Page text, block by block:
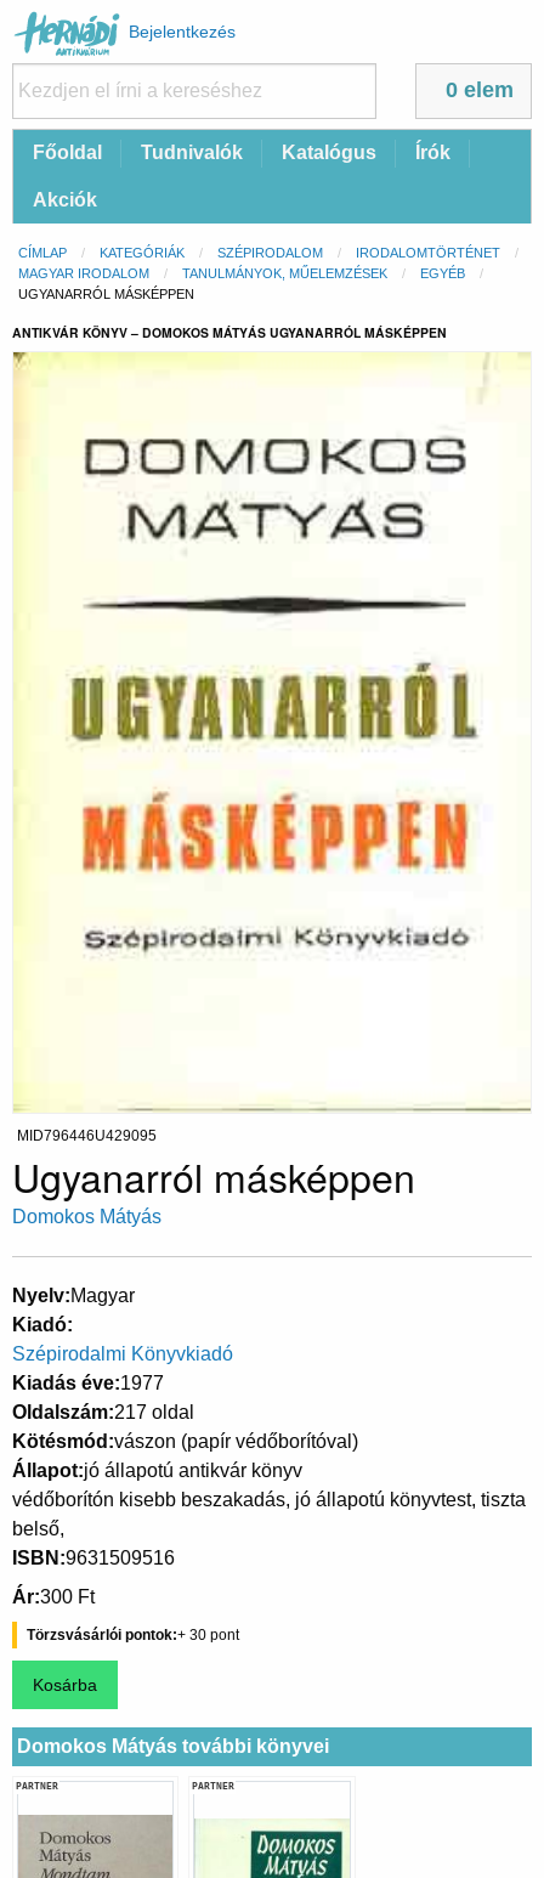
Felhasználói
fiók
menüje
Bejelentkezés
0 elem
FőFőoldal Tudnivalók Katalógus Írók
Akciók
Morzsa
CÍMLAP KATEGÓRIÁK SZÉPIRODALOM
IRODALOMTÖRTÉNET
MAGYAR IRODALOM
TANULMÁNYOK, MŰELEMZÉSEK
EGYÉB
CURRENT:
UGYANARRÓL MÁSKÉPPEN
ANTIKVÁR KÖNYV – DOMOKOS MÁTYÁS UGYANARRÓL MÁSKÉPPEN
MID796446U429095
Ugyanarról másképpen
Domokos Mátyás
Nyelv Magyar
Kiadó
Szépirodalmi Könyvkiadó
Kiadás éve 1977
Oldalszám 217 oldal
Kötésmód vászon (papír védőborítóval)
Állapot jó állapotú antikvár könyv
védőborítón kisebb beszakadás, jó állapotú könyvtest, tiszta
belső,
ISBN 9631509516
Ár 300 Ft
Törzsvásárlói pontok 30
Domokos Mátyás további könyvei
PARTNER PARTNER